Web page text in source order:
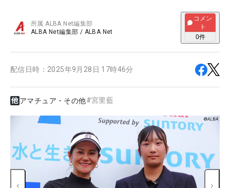
所属ALBA Net編集部
ALBA Net編集部 / ALBA Net
コメン
ト
0件
配信日時： 2025年9月28日 17時46分
アマチュア・その他#宮里藍